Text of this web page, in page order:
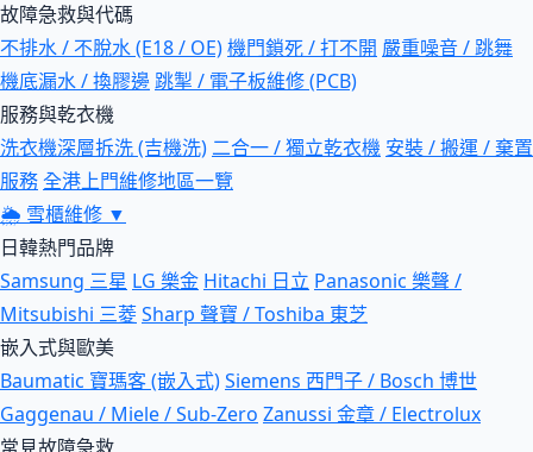
故障急救與代碼
不排水 / 不脫水 (E18 / OE)機門鎖死 / 打不開 嚴重噪音 / 跳舞
機底漏水 / 換膠邊跳掣 / 電子板維修 (PCB)
服務與乾衣機
洗衣機深層拆洗 (吉機洗) 二合一 / 獨立乾衣機 安裝 / 搬運 / 棄置
服務全港上門維修地區一覽
🌦 雪櫃維修 ▼
日韓熱門品牌
Samsung 三星 LG 樂金 Hitachi 日立 Panasonic 樂聲 /
Mitsubishi 三菱Sharp 聲寶 / Toshiba 東芝
嵌入式與歐美
Baumatic 寶瑪客 (嵌入式)Siemens 西門子 / Bosch 博世
Gaggenau / Miele / Sub-Zero Zanussi 金章 / Electrolux